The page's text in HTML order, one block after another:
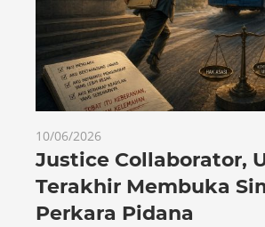
10/06/2026
Justice Collaborator,
Terakhir Membuka
Perkara Pidana